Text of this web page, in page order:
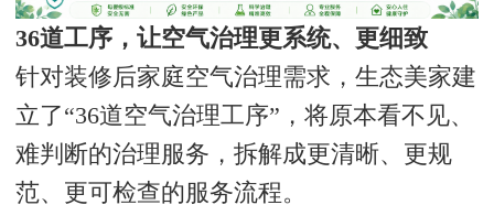
36道工序，让空气治理更系统、更细致
针对装修后家庭空气治理需求，生态美家建
立了“36道空气治理工序”，将原本看不见、
难判断的治理服务，拆解成更清晰、更规
范、更可检查的服务流程。